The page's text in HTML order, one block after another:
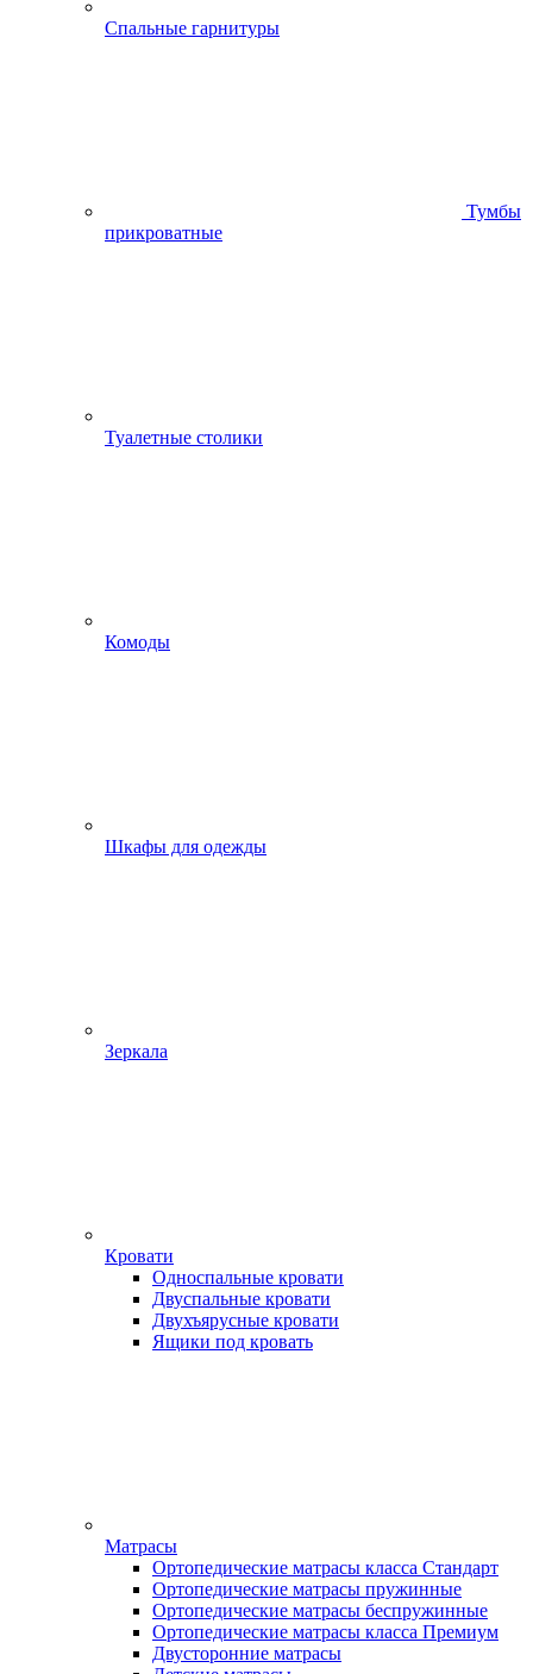
Спальные гарнитуры
Тумбы
прикроватные
Туалетные столики
Комоды
Шкафы для одежды
Зеркала
Кровати
Односпальные кровати
Двуспальные кровати
Двухъярусные кровати
Ящики под кровать
Матрасы
Ортопедические матрасы класса Стандарт
Ортопедические матрасы пружинные
Ортопедические матрасы беспружинные
Ортопедические матрасы класса Премиум
Двусторонние матрасы